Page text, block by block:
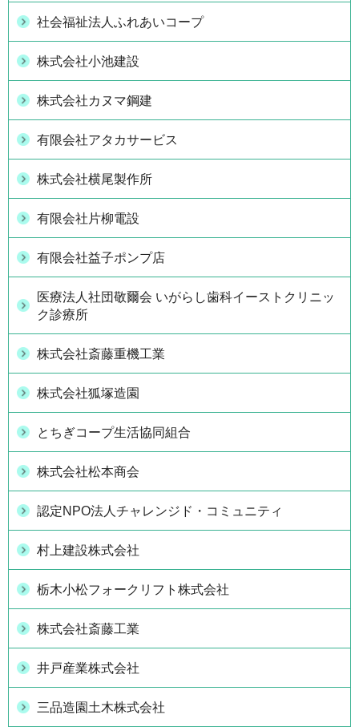
社会福祉法人ふれあいコープ
株式会社小池建設
株式会社カヌマ鋼建
有限会社アタカサービス
株式会社横尾製作所
有限会社片柳電設
有限会社益子ポンプ店
医療法人社団敬爾会 いがらし歯科イーストクリニッ
ク診療所
株式会社斎藤重機工業
株式会社狐塚造園
とちぎコープ生活協同組合
株式会社松本商会
認定NPO法人チャレンジド・コミュニティ
村上建設株式会社
栃木小松フォークリフト株式会社
株式会社斎藤工業
井戸産業株式会社
三品造園土木株式会社